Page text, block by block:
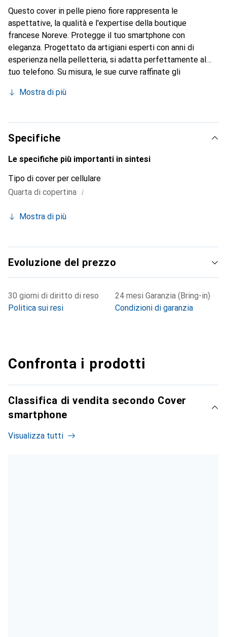
Questo cover in pelle pieno fiore rappresenta le
aspettative, la qualità e l'expertise della boutique
francese Noreve. Protegge il tuo smartphone con
eleganza. Progettato da artigiani esperti con anni di
esperienza nella pelletteria, si adatta perfettamente al
tuo telefono. Su misura, le sue curve raffinate gli
accessorio chic e indispensabile per il tuo smartphone.
alta qualità, il marchio Noreve è una scelta affidabile per
una clientela esigente.
Mostra di più
Specifiche
Le specifiche più importanti in sintesi
Tipo di cover per cellulare
Quarta di copertina i
Mostra di più
Evoluzione del prezzo
30 giorni di diritto di reso
Politica sui resi
24 mesi Garanzia (Bring-in)
Condizioni di garanzia
Confronta i prodotti
Classifica di vendita secondo Cover
smartphone
Visualizza tutti